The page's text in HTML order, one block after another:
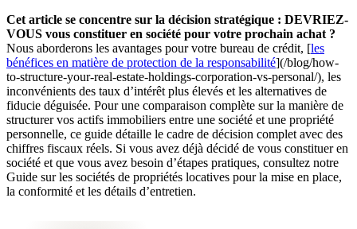
Cet article se concentre sur la décision stratégique : DEVRIEZ-
VOUS vous constituer en société pour votre prochain achat ?
Nous aborderons les avantages pour votre bureau de crédit, [les
bénéfices en matière de protection de la responsabilité](/blog/how-
to-structure-your-real-estate-holdings-corporation-vs-personal/), les
inconvénients des taux d’intérêt plus élevés et les alternatives de
fiducie déguisée. Pour une comparaison complète sur la manière de
structurer vos actifs immobiliers entre une société et une propriété
personnelle, ce guide détaille le cadre de décision complet avec des
chiffres fiscaux réels. Si vous avez déjà décidé de vous constituer en
société et que vous avez besoin d’étapes pratiques, consultez notre
Guide sur les sociétés de propriétés locatives pour la mise en place,
la conformité et les détails d’entretien.